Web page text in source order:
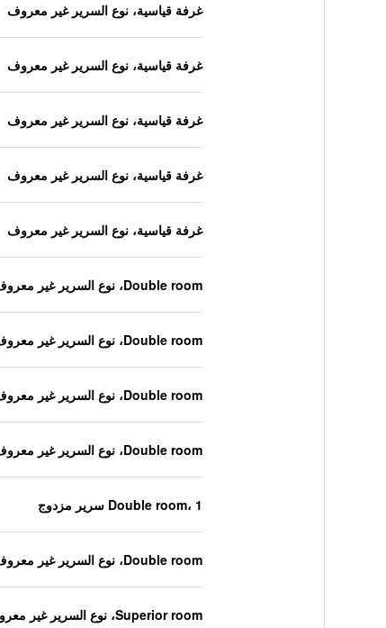
غرفة قياسية، نوع السرير غير معروف
غرفة قياسية، نوع السرير غير معروف
غرفة قياسية، نوع السرير غير معروف
غرفة قياسية، نوع السرير غير معروف
غرفة قياسية، نوع السرير غير معروف
Double room، نوع السرير غير معروف
Double room، نوع السرير غير معروف
Double room، نوع السرير غير معروف
Double room، نوع السرير غير معروف
Double room، 1 سرير مزدوج
Double room، نوع السرير غير معروف
Superior room، نوع السرير غير معروف